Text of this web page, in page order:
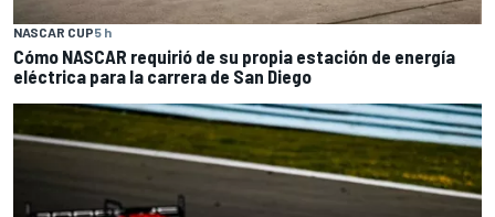
NASCAR CUP5 h
Cómo NASCAR requirió de su propia estación de energía
eléctrica para la carrera de San Diego